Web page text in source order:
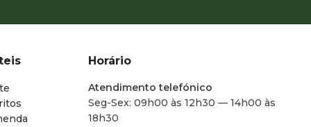
Horário
Atendimento telefónico
Seg-Sex: 09h00 às 12h30 — 14h00 às
18h30